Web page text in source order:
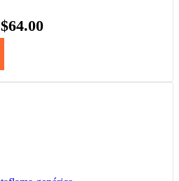
$64.00